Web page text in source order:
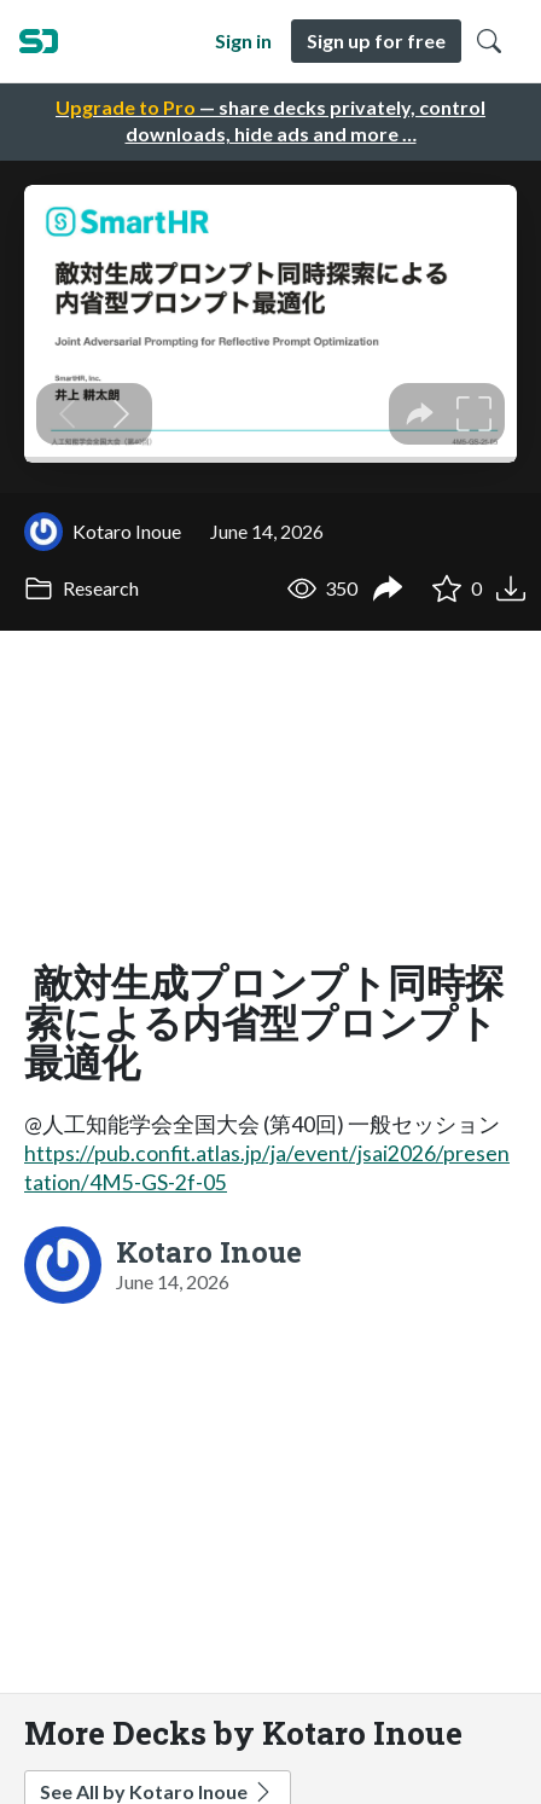
Upgrade to Pro — share decks privately, control
downloads, hide ads and more …
Sign in Sign up for free
Kotaro Inoue June 14, 2026
Research 350 0
敵対生成プロンプト同時探
索による内省型プロンプト
最適化
@人工知能学会全国大会 (第40回) 一般セッション
https://pub.confit.atlas.jp/ja/event/jsai2026/presen
tation/4M5-GS-2f-05
Kotaro Inoue
June 14, 2026
More Decks by Kotaro Inoue
See All by Kotaro Inoue